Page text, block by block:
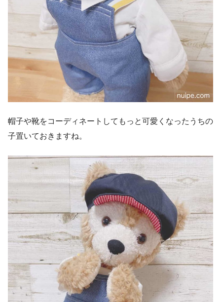
帽子や靴をコーディネートしてもっと可愛くなったうちの
子置いておきますね。